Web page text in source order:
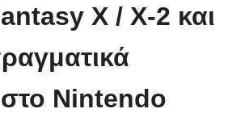
X / X-2 και
Nintendo